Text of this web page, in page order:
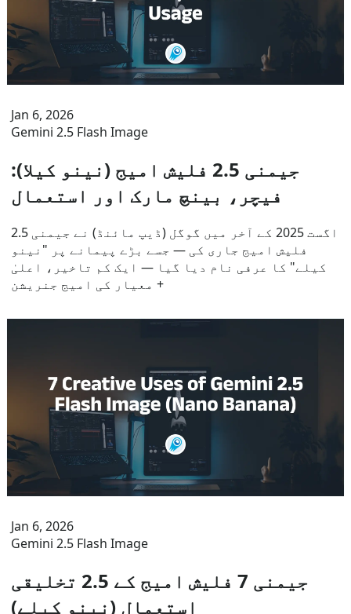
Jan 6, 2026
Gemini 2.5 Flash Image
جیمنی 2.5 فلیش امیج (نینو کیلا):
فیچر، بینچ مارک اور استعمال
اگست 2025 کے آخر میں گوگل (ڈیپ مائنڈ) نے جیمنی 2.5
فلیش امیج جاری کی — جسے بڑے پیمانے پر "نینو
کیلے" کا عرفی نام دیا گیا — ایک کم تاخیر، اعلیٰ
معیار کی امیج جنریشن +
Jan 6, 2026
Gemini 2.5 Flash Image
جیمنی 7 فلیش امیج کے 2.5 تخلیقی
استعمال (نینو کیلے)